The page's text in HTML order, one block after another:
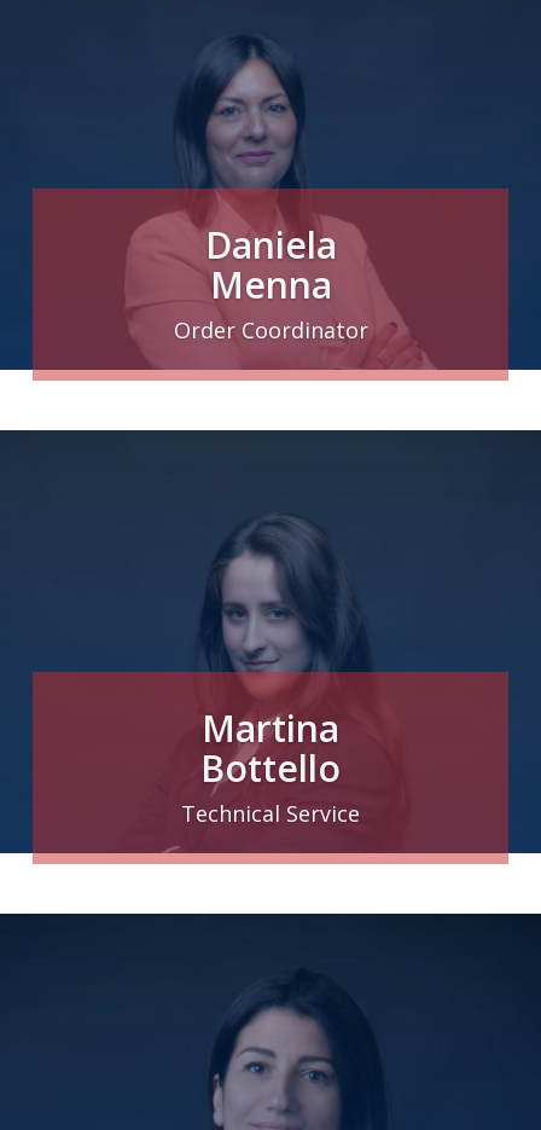
Daniela
Menna
Order Coordinator
Martina
Bottello
Technical Service